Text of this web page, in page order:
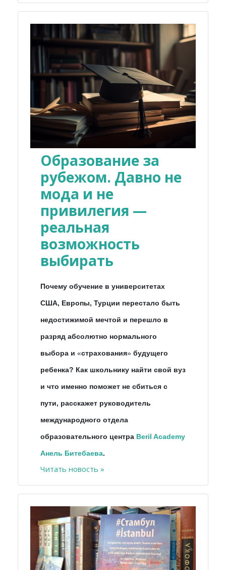
Образование за
рубежом. Давно не
мода и не
привилегия —
реальная
возможность
выбирать
Почему обучение в университетах
США, Европы, Турции перестало быть
недостижимой мечтой и перешло в
разряд абсолютно нормального
выбора и «страхования» будущего
ребенка? Как школьнику найти свой вуз
и что именно поможет не сбиться с
пути, расскажет руководитель
международного отдела
образовательного центра Beril Academy
Анель Битебаева.
Читать новость »